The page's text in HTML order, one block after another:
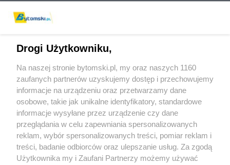
Wydawca mediów lokalnych
Nie zapomnij
zapoznać się z:
polityką prywatności regulamin korzystania z portali
Twojemiasto Skontaktuj sięz nami
Drogi Użytkowniku,
Na naszej stronie bytomski.pl, my oraz naszych 1160
zaufanych partnerów uzyskujemy dostęp i przechowujemy
informacje na urządzeniu oraz przetwarzamy dane
osobowe, takie jak unikalne identyfikatory, standardowe
informacje wysyłane przez urządzenie czy dane
przeglądania w celu zapewniania spersonalizowanych
reklam, wybór spersonalizowanych treści, pomiar reklam i
treści, badanie odbiorców oraz ulepszanie usług. Za zgodą
Użytkownika my i Zaufani Partnerzy możemy używać